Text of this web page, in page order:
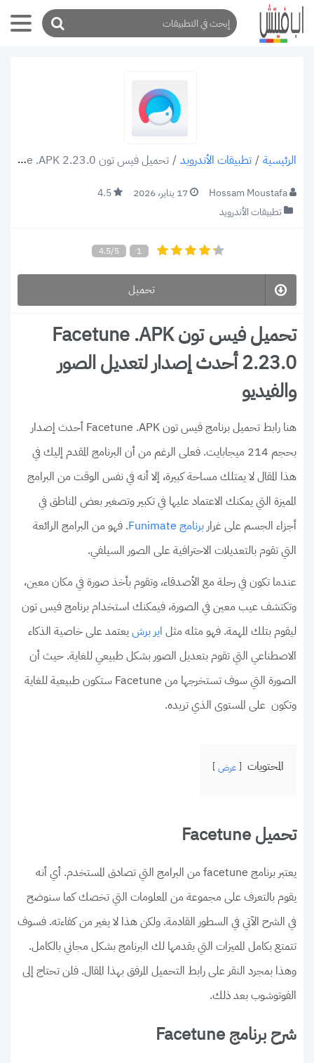
الرئيسية / تطبيقات الأندرويد / تحميل فيس تون Facetune .APK 2.23.0 أحدث إصدار لتعديل الصور والفيديو
Hossam Moustafa 17 يناير، 2026
4.5
تطبيقات الأندرويد
4.5/5 1
تحميل
تحميل فيس تون Facetune .APK
2.23.0 أحدث إصدار لتعديل الصور
والفيديو
هنا رابط تحميل برنامج فيس تون Facetune .APK أحدث إصدار
بحجم 214 ميجابايت. فعلى الرغم من أن البرنامج المقدم إليك في
هذا المقال لا يمتلك مساحة كبيرة، إلا أنه في نفس الوقت من البرامج
المميزة التي يمكنك الاعتماد عليها في تكبير وتصغير بعض المناطق في
أجزاء الجسم على غرار برنامج Funimate
. فهو من البرامج الرائعة
التي تقوم بالتعديلات الاحترافية على الصور السيلفي.
عندما تكون في رحلة مع الأصدقاء، وتقوم بأخذ صورة في مكان معين،
وتكتشف عيب معين في الصورة، فيمكنك استخدام برنامج فيس تون
ليقوم بتلك المهمة. فهو مثله مثل اير برشيعتمد على خاصية الذكاء
الاصطناعي التي تقوم بتعديل الصور بشكل طبيعي للغاية. حيث أن
الصورة التي سوف تستخرجها من Facetune ستكون طبيعية للغاية
وتكون على المستوى الذي تريده.
المحتويات عرض
تحميل Facetune
يعتبر برنامج facetune من البرامج التي تصادق المستخدم. أي أنه
يقوم بالتعرف على مجموعة من المعلومات التي تخصك كما سنوضح
في الشرح الآتي في السطور القادمة. ولكن هذا لا يغير من كفاءته. فسوف
تتمتع بكامل المميزات التي يقدمها لك البرنامج بشكل مجاني بالكامل.
وهذا بمجرد النقر على رابط التحميل المرفق بهذا المقال. فلن تحتاج إلى
الفوتوشوب بعد ذلك.
شرح برنامج Facetune